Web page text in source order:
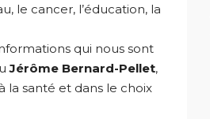
le cancer, l’éducation, la
qui nous sont
Jérôme Bernard-Pellet,
la santé et dans le choix